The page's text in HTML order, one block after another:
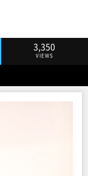
3,350
VIEWS